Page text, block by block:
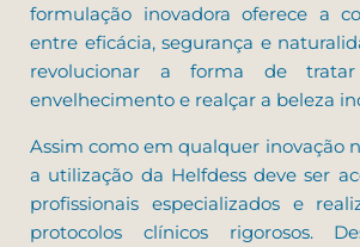
formulação inovadora oferece a
entre eficácia, segurança e
revolucionar a forma de
envelhecimento e realçar a beleza
Assim como em qualquer inovação
a utilização da Helfdess deve ser
profissionais especializados e
protocolos clínicos rigorosos.